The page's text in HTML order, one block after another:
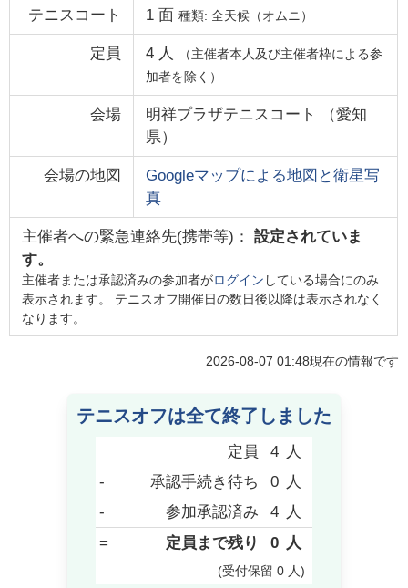
テニスコート 1面 種類: 全天候（オムニ）
定員 4 人
（主催者本人及び主催者枠による参
加者を除く）
会場 明祥プラザテニスコート （愛知
県）
会場の地図
Googleマップによる地図と衛星写
真
主催者への緊急連絡先(携帯等)： 設定されていま
す。
主催者または承認済みの参加者がログイン している場合にのみ
表示されます。 テニスオフ開催日の数日後以降は表示されなく
なります。
2026-08-07 01:48現在の情報です
テニスオフは全て終了しました
定員 4 人
-
承認手続き待ち 0 人
-
参加承認済み 4 人
=
定員まで残り 0 人
(受付保留 0 人)